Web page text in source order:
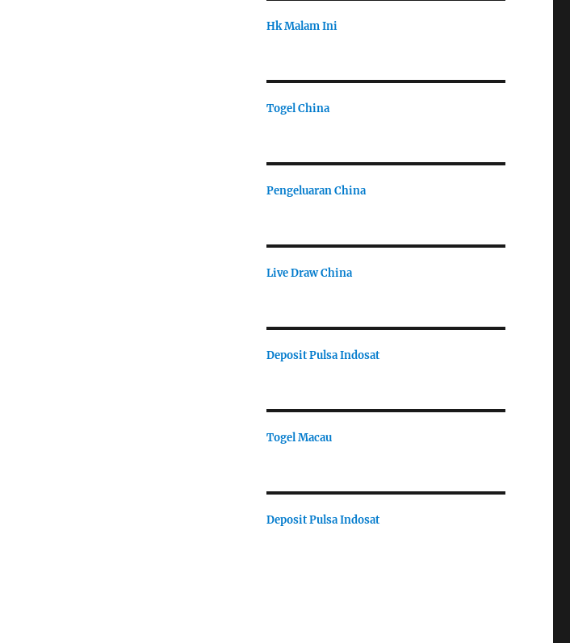
Hk Malam Ini
Togel China
Pengeluaran China
Live Draw China
Deposit Pulsa Indosat
Togel Macau
Deposit Pulsa Indosat